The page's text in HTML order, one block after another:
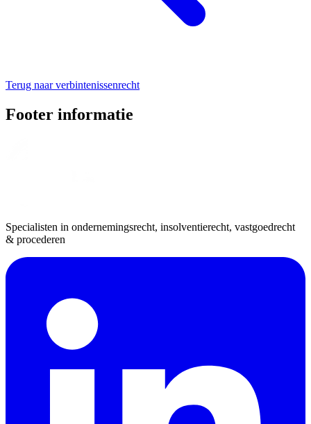
Terug naar verbintenissenrecht
Footer informatie
Specialisten in ondernemingsrecht, insolventierecht, vastgoedrecht
& procederen